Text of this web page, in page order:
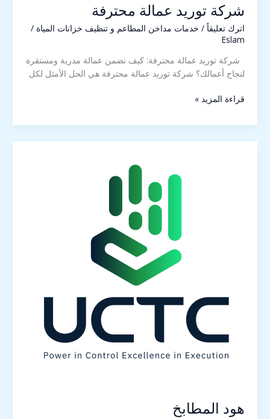
شركة توريد عمالة محترفة
اترك تعليقاً / خدمات مداخن المطاعم و تنظيف خزانات المياة /
Eslam
شركة توريد عمالة محترفة: كيف تضمن عمالة مدربة ومستقرة
لنجاح أعمالك؟ شركة توريد عمالة محترفة هي الحل الأمثل لكل
قراءة المزيد »
هود المطابخ